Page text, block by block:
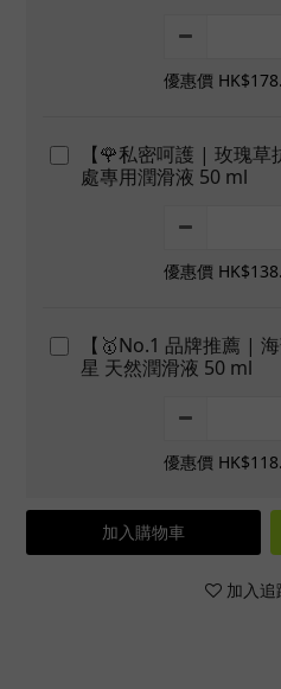
優惠價
【🌹私密呵護 | 玫瑰
處專用潤滑液 50 ml
優惠價
【🥇No.1 品牌推薦 |
星 天然潤滑液 50 ml
優惠價
加入購物車
加入追